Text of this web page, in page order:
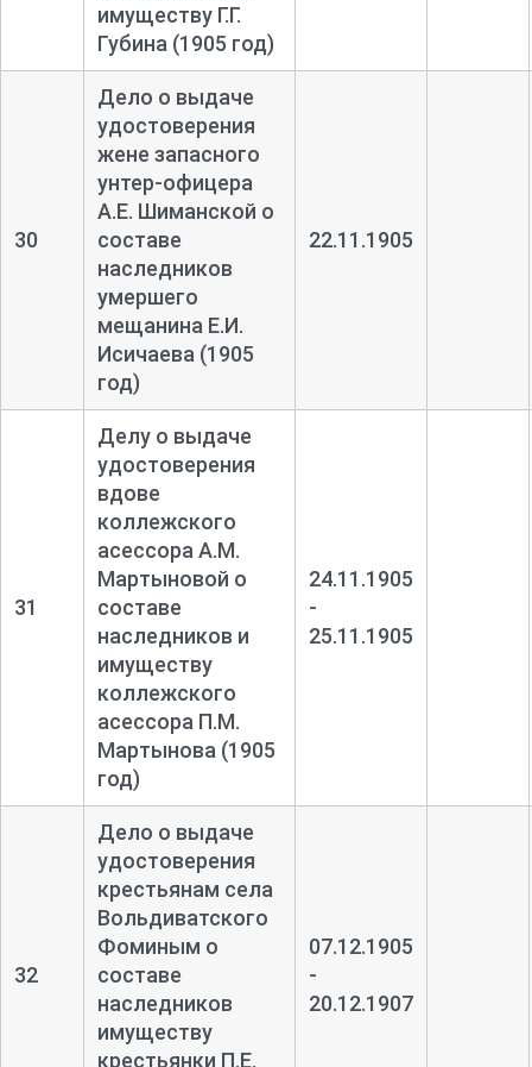
имуществу Г.Г.
Губина (1905 год)
30
Дело о выдаче
удостоверения
жене запасного
унтер-офицера
А.Е. Шиманской о
составе
наследников
умершего
мещанина Е.И.
Исичаева (1905
год)
22.11.1905
31
Делу о выдаче
удостоверения
вдове
коллежского
асессора А.М.
Мартыновой о
составе
наследников и
имуществу
коллежского
асессора П.М.
Мартынова (1905
год)
24.11.1905
-
25.11.1905
32
Дело о выдаче
удостоверения
крестьянам села
Вольдиватского
Фоминым о
составе
наследников
имуществу
крестьянки П.Е.
07.12.1905
-
20.12.1907